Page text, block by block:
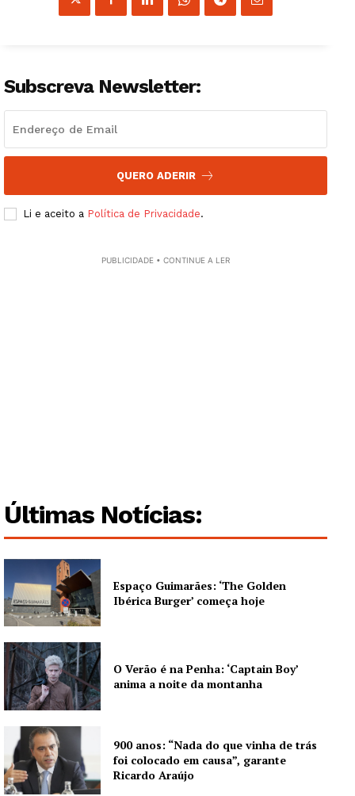
Guimarães, agora!
Subscreva Newsletter:
QUERO ADERIR
Li e aceito a Política de Privacidade.
PUBLICIDADE • CONTINUE A LER
Últimas Notícias:
Espaço Guimarães: ‘The Golden
Ibérica Burger’ começa hoje
O Verão é na Penha: ‘Captain Boy’
anima a noite da montanha
900 anos: “Nada do que vinha de trás
foi colocado em causa”, garante
Ricardo Araújo